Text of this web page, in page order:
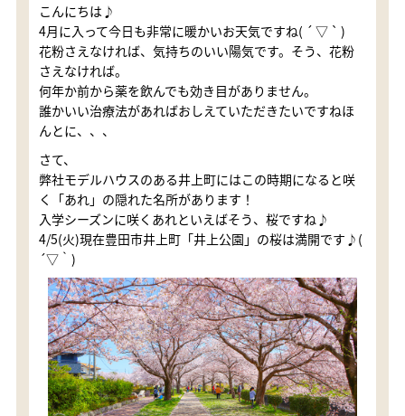
こんにちは♪
4月に入って今日も非常に暖かいお天気ですね( ´ ▽ ` )
花粉さえなければ、気持ちのいい陽気です。そう、花粉
さえなければ。
何年か前から薬を飲んでも効き目がありません。
誰かいい治療法があればおしえていただきたいですねほ
んとに、、、
さて、
弊社モデルハウスのある井上町にはこの時期になると咲
く「あれ」の隠れた名所があります！
入学シーズンに咲くあれといえばそう、桜ですね♪
4/5(火)現在豊田市井上町「井上公園」の桜は満開です♪(
´▽｀)